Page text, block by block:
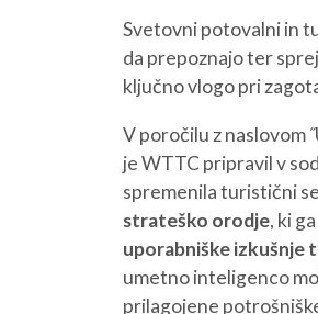
Svetovni potovalni in
da prepoznajo ter
ključno vlogo pri
V poročilu z naslovom
je WTTC pripravil v
spremenila turistični
strateško orodje, ki
uporabniške izkušnje
umetno inteligenco
prilagojene